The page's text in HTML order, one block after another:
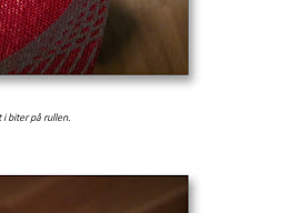
i biter på rullen.